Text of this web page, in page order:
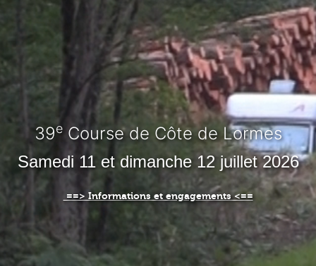
39eCourse de Côte de Lormes
Samedi 11 et dimanche 12 juillet 2026
==> Informations et engagements <==